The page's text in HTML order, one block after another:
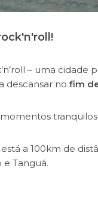
– uma cidade
descansar no fim
a 100km de
e Tanguá.